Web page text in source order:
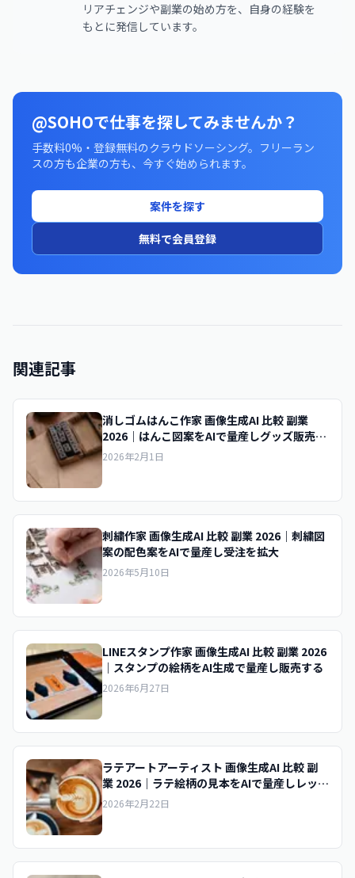
リアチェンジや副業の始め方を、自身の経験を
もとに発信しています。
@SOHOで仕事を探してみませんか？
手数料0%・登録無料のクラウドソーシング。フリーラン
スの方も企業の方も、今すぐ始められます。
案件を探す
無料で会員登録
関連記事
消しゴムはんこ作家 画像生成AI 比較 副業
2026｜はんこ図案をAIで量産しグッズ販売を
効率化
2026年2月1日
刺繍作家 画像生成AI 比較 副業 2026｜刺繍図
案の配色案をAIで量産し受注を拡大
2026年5月10日
LINEスタンプ作家 画像生成AI 比較 副業 2026
｜スタンプの絵柄をAI生成で量産し販売する
2026年6月27日
ラテアートアーティスト 画像生成AI 比較 副
業 2026｜ラテ絵柄の見本をAIで量産しレッス
ン集客
2026年2月22日